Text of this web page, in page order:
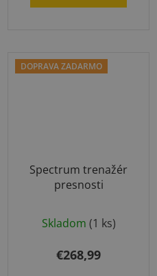
DOPRAVA ZADARMO
Spectrum trenažér
presnosti
Skladom (1 ks)
€268,99